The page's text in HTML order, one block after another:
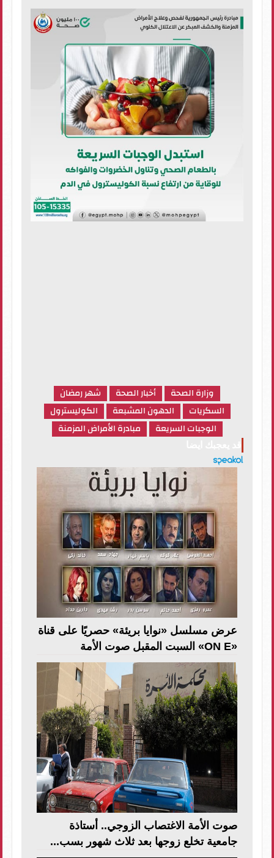
وزارة الصحة أخبار الصحة
شهر رمضان
السكريات
الدهون المشبعة
الكوليسترول
الوجبات السريعة
مبادرة الأمراض المزمنة
عرض مسلسل «نوايا بريئة» حصريًا على قناة
«ON E» السبت المقبل صوت الأمة
صوت الأمة الاغتصاب الزوجي.. أستاذة
جامعية تخلع زوجها بعد ثلاث شهور بسب...